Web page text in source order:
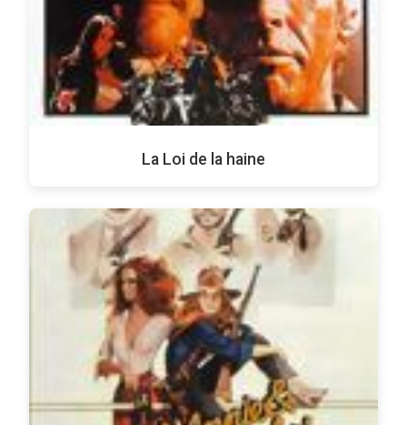
La Loi de la haine